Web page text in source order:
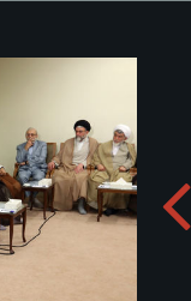
Ali Hamanei,
Etti
Albümü indirin: